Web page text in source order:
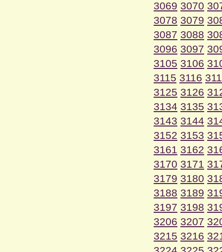
3069 3070
3078 3079
3087 3088
3096 3097
3105 3106
3115 3116
3125 3126
3134 3135
3143 3144
3152 3153
3161 3162
3170 3171
3179 3180
3188 3189
3197 3198
3206 3207
3215 3216